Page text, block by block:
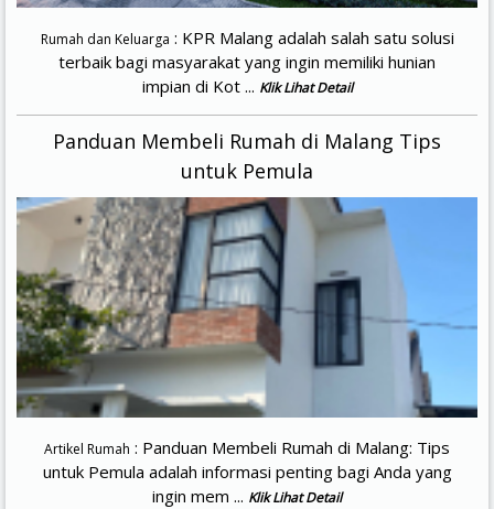
Rumah dan Keluarga : KPR Malang adalah salah satu solusi
terbaik bagi masyarakat yang ingin memiliki hunian
impian di Kot ... Klik Lihat Detail
Panduan Membeli Rumah di Malang Tips
untuk Pemula
Artikel Rumah : Panduan Membeli Rumah di Malang: Tips
untuk Pemula adalah informasi penting bagi Anda yang
ingin mem ... Klik Lihat Detail